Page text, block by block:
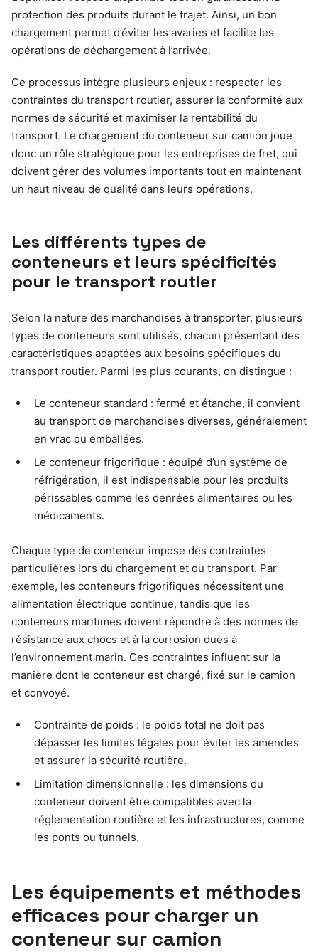
protection des produits durant le trajet. Ainsi, un bon
chargement permet d’éviter les avaries et facilite les
opérations de déchargement à l’arrivée.
Ce processus intègre plusieurs enjeux : respecter les
contraintes du transport routier, assurer la conformité aux
normes de sécurité et maximiser la rentabilité du
transport. Le chargement du conteneur sur camion joue
donc un rôle stratégique pour les entreprises de fret, qui
doivent gérer des volumes importants tout en maintenant
un haut niveau de qualité dans leurs opérations.
Les différents types de
conteneurs et leurs spécificités
pour le transport routier
Selon la nature des marchandises à transporter, plusieurs
types de conteneurs sont utilisés, chacun présentant des
caractéristiques adaptées aux besoins spécifiques du
transport routier. Parmi les plus courants, on distingue :
Le conteneur standard : fermé et étanche, il convient
au transport de marchandises diverses, généralement
en vrac ou emballées.
Le conteneur frigorifique : équipé d’un système de
réfrigération, il est indispensable pour les produits
périssables comme les denrées alimentaires ou les
médicaments.
Chaque type de conteneur impose des contraintes
particulières lors du chargement et du transport. Par
exemple, les conteneurs frigorifiques nécessitent une
alimentation électrique continue, tandis que les
conteneurs maritimes doivent répondre à des normes de
résistance aux chocs et à la corrosion dues à
l’environnement marin. Ces contraintes influent sur la
manière dont le conteneur est chargé, fixé sur le camion
et convoyé.
Contrainte de poids : le poids total ne doit pas
dépasser les limites légales pour éviter les amendes
et assurer la sécurité routière.
Limitation dimensionnelle : les dimensions du
conteneur doivent être compatibles avec la
réglementation routière et les infrastructures, comme
les ponts ou tunnels.
Les équipements et méthodes
efficaces pour charger un
conteneur sur camion